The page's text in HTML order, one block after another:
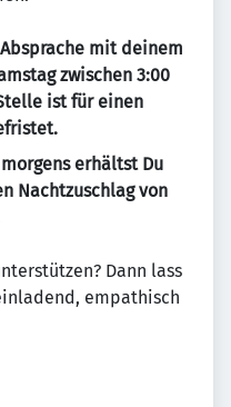
mit deinem
zwischen 3:00
ist für einen
erhältst Du
Nachtzuschlag von
Dann lass
empathisch